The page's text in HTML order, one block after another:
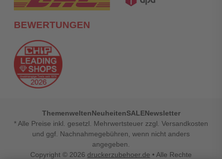
BEWERTUNGEN
ThemenweltenNeuheitenSALENewsletter
* Alle Preise inkl. gesetzl. Mehrwertsteuer zzgl. Versandkosten
und ggf. Nachnahmegebühren, wenn nicht anders
angegeben.
Copyright © 2026 druckerzubehoer.de • Alle Rechte